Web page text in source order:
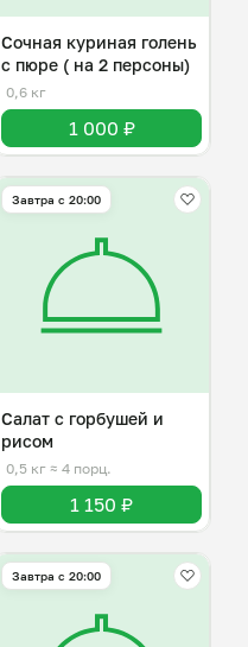
Сочная куриная голень
с пюре ( на 2 персоны)
0,6 кг
1 000 ₽
Завтра c 20:00
Салат с горбушей и
рисом
0,5 кг ≈ 4 порц.
1 150 ₽
Завтра c 20:00